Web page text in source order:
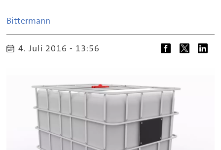
Bittermann
4. Juli 2016 - 13:56